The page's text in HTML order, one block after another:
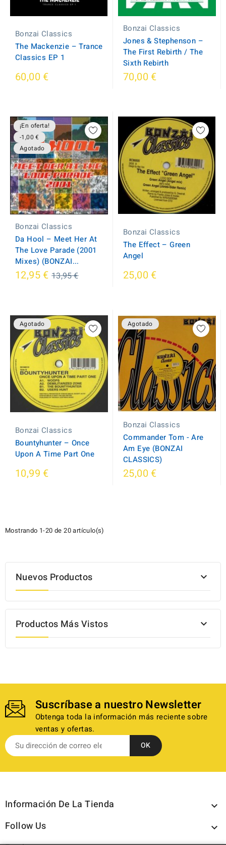
Bonzai Classics
The Mackenzie ‎– Trance
Classics EP 1
60,00 €
Bonzai Classics
Jones & Stephenson ‎–
The First Rebirth / The
Sixth Rebirth
70,00 €
¡En oferta!
-1,00 €
Agotado
Bonzai Classics
Da Hool ‎– Meet Her At
The Love Parade (2001
Mixes) (BONZAI...
12,95 € Regular
13,95 €
Bonzai Classics
The Effect ‎– Green
Angel
25,00 €
Agotado
Bonzai Classics
Bountyhunter ‎– Once
Upon A Time Part One
10,99 €
Agotado
Bonzai Classics
Commander Tom - Are
Am Eye (BONZAI
CLASSICS)
25,00 €
Mostrando 1-20 de 20 artículo(s)
Nuevos Productos 
Productos Más Vistos 
Suscríbase a nuestro Newsletter
Obtenga toda la información más reciente sobre
ventas y ofertas.
Información De La Tienda 
Follow Us 